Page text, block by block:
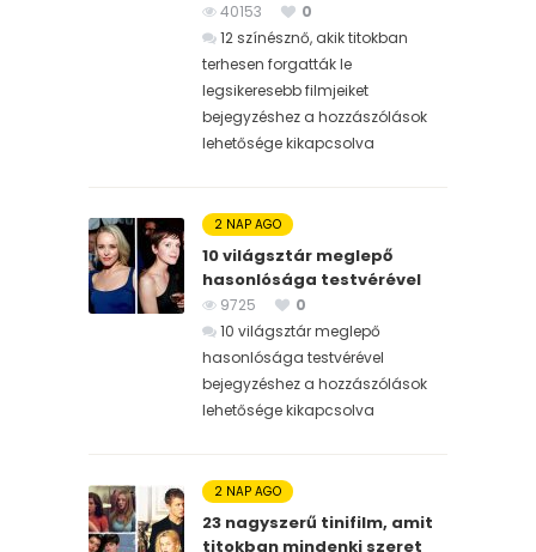
40153
0
12 színésznő, akik titokban
terhesen forgatták le
legsikeresebb filmjeiket
bejegyzéshez a hozzászólások
lehetősége kikapcsolva
2 NAP AGO
10 világsztár meglepő
hasonlósága testvérével
9725
0
10 világsztár meglepő
hasonlósága testvérével
bejegyzéshez a hozzászólások
lehetősége kikapcsolva
2 NAP AGO
23 nagyszerű tinifilm, amit
titokban mindenki szeret